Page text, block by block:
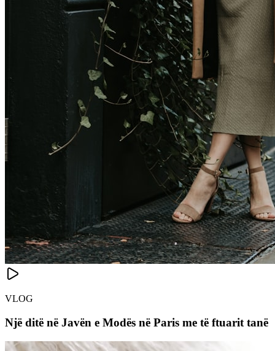
VLOG
Një ditë në Javën e Modës në Paris me të ftuarit tanë